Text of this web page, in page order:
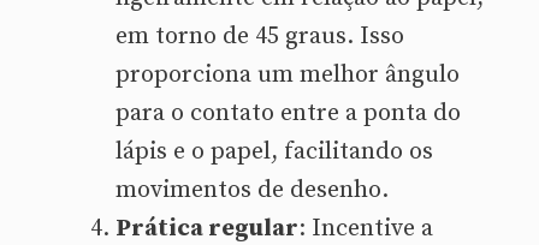
em torno de 45 graus. Isso
proporciona um melhor ângulo
para o contato entre a ponta do
lápis e o papel, facilitando os
movimentos de desenho.
Prática regular: Incentive a